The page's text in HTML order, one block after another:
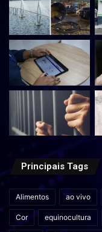
Principais Tags
Alimentos ao vivo
Cor equinocultura